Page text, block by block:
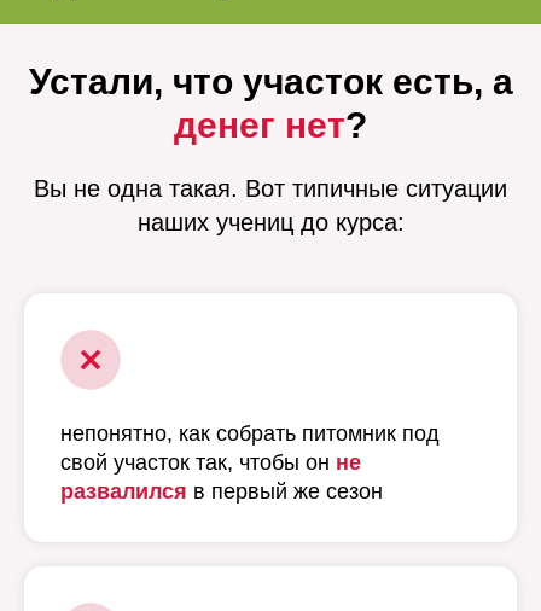
Устали, что участок есть, а
денег нет?
Вы не одна такая. Вот типичные ситуации
наших учениц до курса:
непонятно, как собрать питомник под
свой участок так, чтобы он не
развалился в первый же сезон